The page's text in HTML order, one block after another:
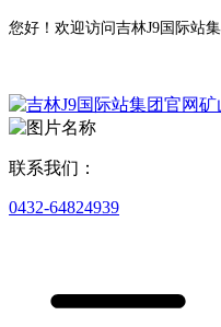
您好！欢迎访问吉林J9国际站
联系我们：
0432-64824939